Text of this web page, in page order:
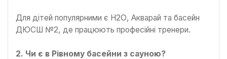
Для дітей популярними є Н2О, Акварай та басейн
ДЮСШ №2, де працюють професійні тренери.
2. Чи є в Рівному басейни з сауною?